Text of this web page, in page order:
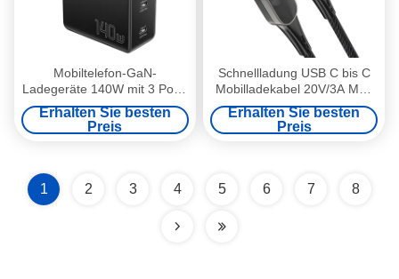
Mobiltelefon-GaN-
Ladegeräte 140W mit 3 Ports
in 1 USB A 2 Typ C PST-
140C2A-LB-GAN-Serie
Erhalten Sie besten
Preis
Schnellladung USB C bis C
Mobilladekabel 20V/3A Max
für Multimedia
Erhalten Sie besten
Preis
1 2 3 4 5 6 7 8